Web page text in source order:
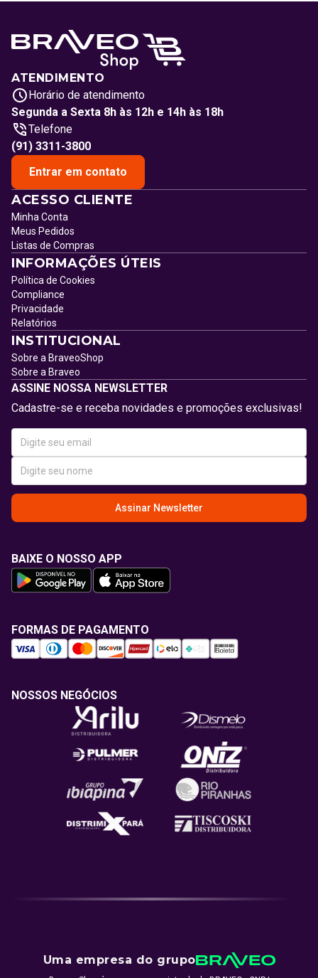
ATENDIMENTO
Horário de atendimento
Segunda a Sexta 8h às 12h e 14h às 18h
Telefone
(91) 3311-3800
Entrar em contato
ACESSO CLIENTE
Minha Conta
Meus Pedidos
Listas de Compras
INFORMAÇÕES ÚTEIS
Política de Cookies
Compliance
Privacidade
Relatórios
INSTITUCIONAL
Sobre a BraveoShop
Sobre a Braveo
ASSINE NOSSA NEWSLETTER
Cadastre-se e receba novidades e promoções exclusivas!
Assinar Newsletter
BAIXE O NOSSO APP
FORMAS DE PAGAMENTO
NOSSOS NEGÓCIOS
Uma empresa do grupo